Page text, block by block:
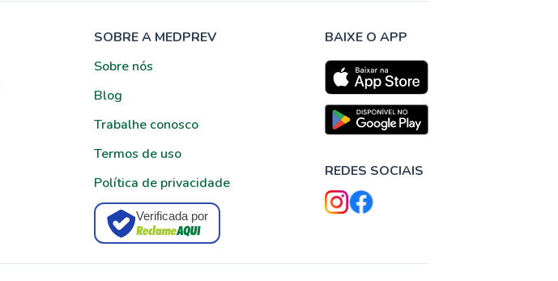
SOBRE A MEDPREV
Sobre nós
Blog
Trabalhe conosco
Termos de uso
Política de privacidade
Verificada por
BAIXE O APP
REDES SOCIAIS